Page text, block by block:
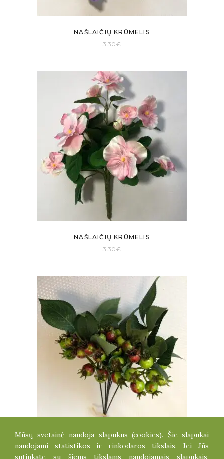
NAŠLAIČIŲ KRŪMELIS
3.30€
NAŠLAIČIŲ KRŪMELIS
3.30€
UOGYČIŲ ŠAKELĖ
0.80€
Mūsų svetainė naudoja slapukus (cookies). Šie slapukai
naudojami statistikos ir rinkodaros tikslais. Jei Jūs
sutinkate su šiems tikslams naudojamais slapukais,